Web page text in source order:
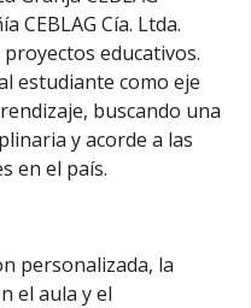
CEBLAG Cía. Ltda.
educativos.
estudiante como eje
buscando una
y acorde a las
en el país.
personalizada, la
el aula y el